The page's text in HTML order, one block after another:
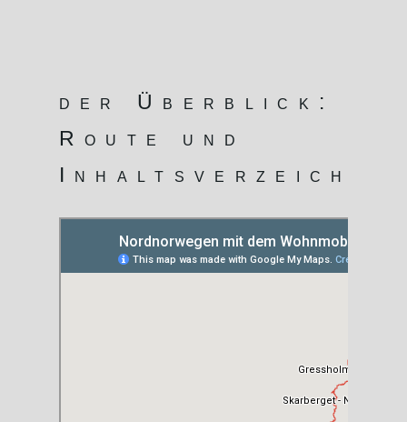
der Überblick:
Route und
Inhaltsverzeichnis